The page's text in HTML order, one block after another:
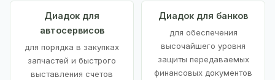
Диадок для
автосервисов
для порядка в закупках
запчастей и быстрого
выставления счетов
Диадок для банков
для обеспечения
высочайшего уровня
защиты передаваемых
финансовых документов